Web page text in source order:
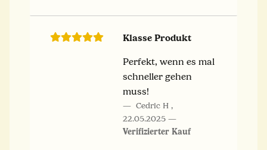
Klasse Produkt
Perfekt, wenn es mal
schneller gehen
muss!
Cedric H ,
22.05.2025
Verifizierter Kauf